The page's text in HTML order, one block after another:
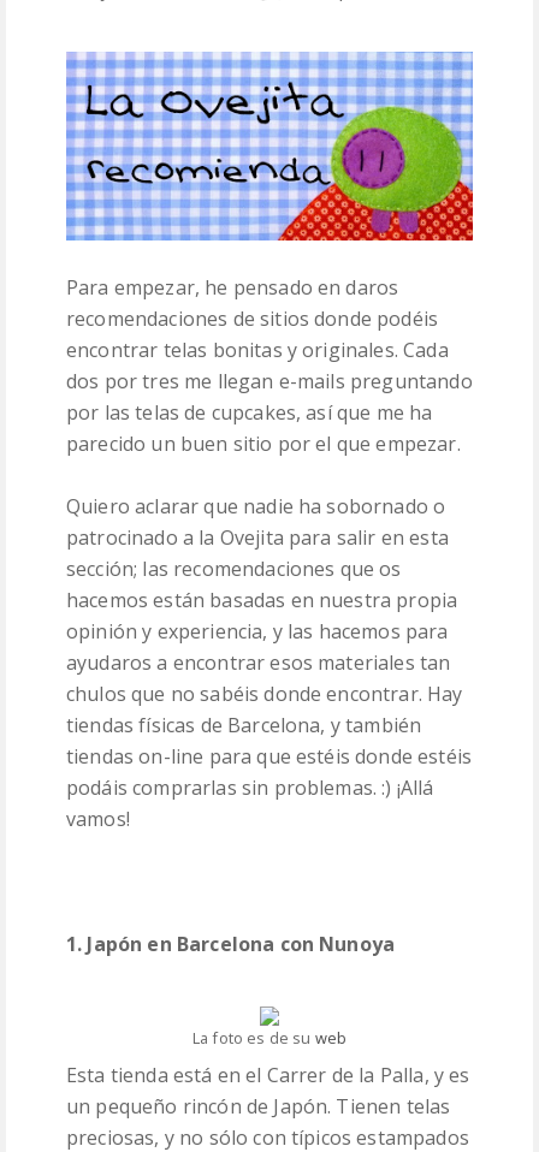
Para empezar, he pensado en daros
recomendaciones de sitios donde podéis
encontrar telas bonitas y originales. Cada
dos por tres me llegan e-mails preguntando
por las telas de cupcakes, así que me ha
parecido un buen sitio por el que empezar.
Quiero aclarar que nadie ha sobornado o
patrocinado a la Ovejita para salir en esta
sección; las recomendaciones que os
hacemos están basadas en nuestra propia
opinión y experiencia, y las hacemos para
ayudaros a encontrar esos materiales tan
chulos que no sabéis donde encontrar. Hay
tiendas físicas de Barcelona, y también
tiendas on-line para que estéis donde estéis
podáis comprarlas sin problemas. :) ¡Allá
vamos!
1. Japón en Barcelona con Nunoya
La foto es de su web
Esta tienda está en el Carrer de la Palla, y es
un pequeño rincón de Japón. Tienen telas
preciosas, y no sólo con típicos estampados